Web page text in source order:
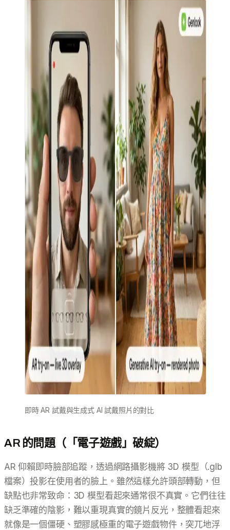
即時 AR 試戴與生成式 AI 試戴照片的對比
AR 的問題（「電子遊戲」破綻）
AR 仰賴即時臉部追蹤，透過網路攝影機將 3D 模型（.glb
檔案）投影在使用者的臉上。雖然這樣允許頭部轉動，但
缺點也非常致命：3D 模型看起來通常很不真實。它們往往
缺乏準確的陰影，難以重現真實的鏡片反光，整體看起來
就像是一個僵硬、塑膠感極重的電子遊戲物件，突兀地浮